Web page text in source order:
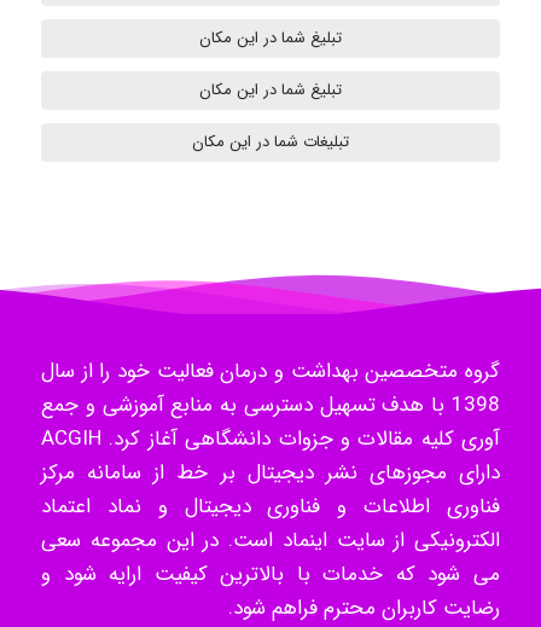
Mohammad
Tavan
akhtar shahsavandi
تبلیغ شما در این مکان
تبلیغ شما در این مکان
تبلیغات شما در این مکان
گروه متخصصین بهداشت و درمان فعالیت خود را از سال
1398 با هدف تسهیل دسترسی به منابع آموزشی و جمع
آوری کلیه مقالات و جزوات دانشگاهی آغاز کرد. ACGIH
دارای مجوزهای نشر دیجیتال بر خط از سامانه مرکز
فناوری اطلاعات و فناوری دیجیتال و نماد اعتماد
الکترونیکی از سایت اینماد است. در این مجموعه سعی
می شود که خدمات با بالاترین کیفیت ارایه شود و
رضایت کاربران محترم فراهم شود.